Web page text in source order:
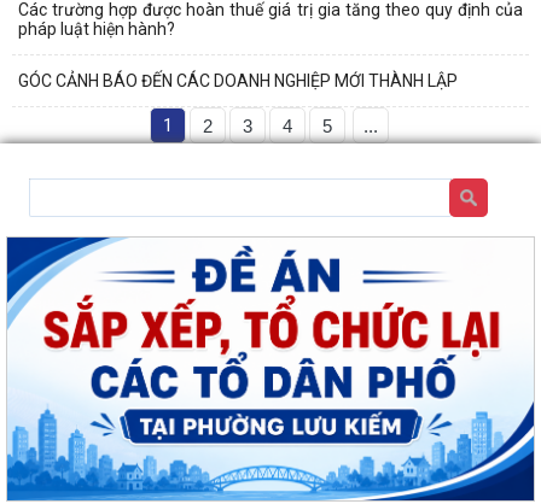
Các trường hợp được hoàn thuế giá trị gia tăng theo quy định của
pháp luật hiện hành?
GÓC CẢNH BÁO ĐẾN CÁC DOANH NGHIỆP MỚI THÀNH LẬP
1 2 3 4 5 ...